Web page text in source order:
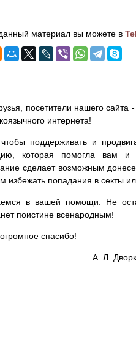
материал вы можете в
посетители нашего сайта
интернета!
поддерживать и
которая помогла вам и
сделает возможным
избежать попадания в секты
в вашей помощи. Не
поистине всенародным!
спасибо!
А. Л.